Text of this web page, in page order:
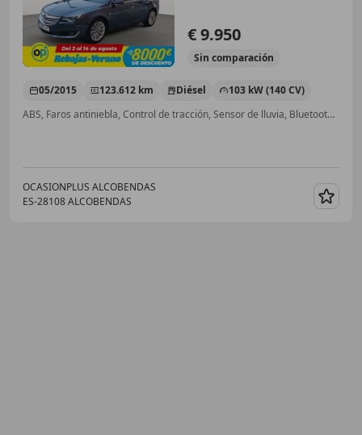
€ 9.950
Sin comparación
05/2015 123.612 km Diésel
103 kW (140 CV)
ABS, Faros antiniebla, Control de tracción, Sensor de lluvia, Bluetooth, Llantas de aleación, Airbags laterales, Garantia
OCASIONPLUS ALCOBENDAS
ES-28108 ALCOBENDAS